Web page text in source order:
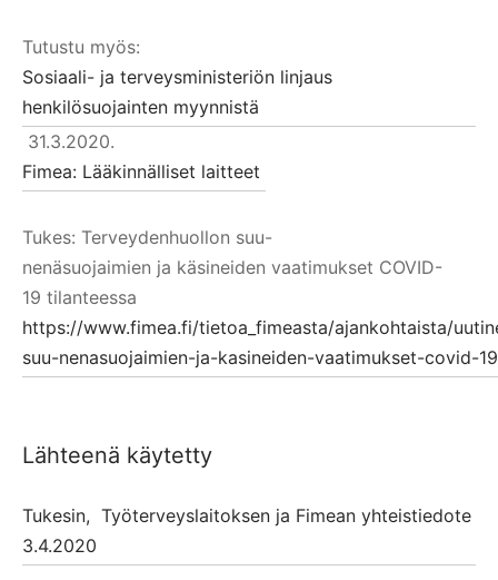
Tutustu myös:
Sosiaali- ja terveysministeriön linjaus
henkilösuojainten myynnistä
31.3.2020.
Fimea: Lääkinnälliset laitteet
Tukes: Terveydenhuollon suu-
nenäsuojaimien ja käsineiden vaatimukset COVID-
19 tilanteessa
https://www.fimea.fi/tietoa_fimeasta/ajankohtaista/
suu-nenasuojaimien-ja-kasineiden-vaatimukset-covid-
Lähteenä käytetty
Tukesin, Työterveyslaitoksen ja Fimean yhteistiedote
3.4.2020